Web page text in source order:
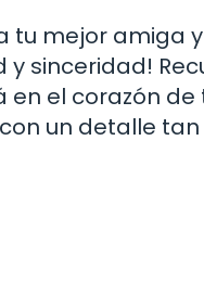
tu mejor amiga
sinceridad!
el corazón de
un detalle tan